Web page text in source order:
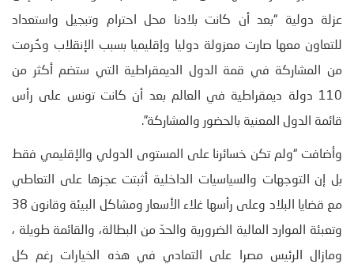
عزلة دولية “بعد أن كانت بلادنا محل احترام وتبجيل واستعداد
للتعاون معها صارت معزولة دوليا وإقليميا بسبب الإنقلاب وحُرمت
من المشاركة في قمة الدول الديمقراطية التي ستضم أكثر من
110 دولة ديمقراطية في العالم بعد أن كانت تونس على رأس
قائمة الدول المعنية بالحضور والمشاركة”.
وأضافت “ولم تكن خسائرنا على المستوى الدولي والإقليمي فقط
بل إن التوجهات والسياسيات الداخلية أثبتت عجزها على التعاطي
مع قضايا البلاد وعلى رأسها غلاء الأسعار ومشاكل البيئة وقانون 38
وتعبئة الموارد المالية الضرورية والحدّ من البطالة، والقائمة طويلة ،
ومازال الرئيس مصرا على التمادي في هذه الخيارات رغم كل